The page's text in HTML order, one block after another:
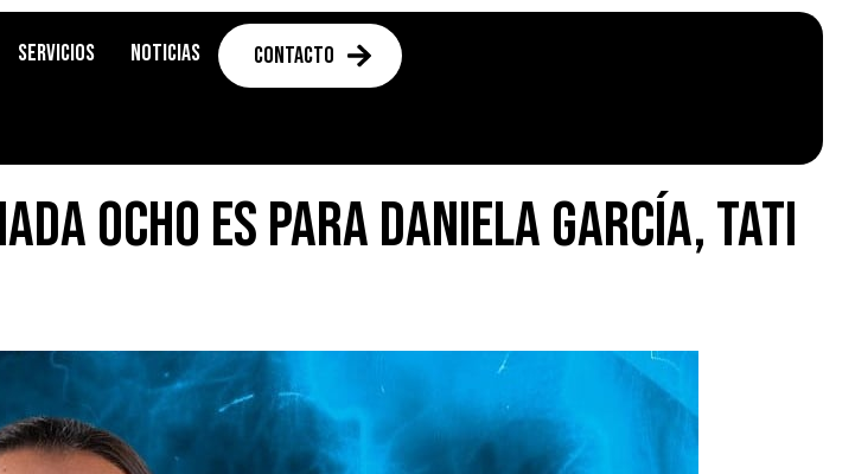
Servicios Noticias Contacto
ocho es para Daniela García, Tati